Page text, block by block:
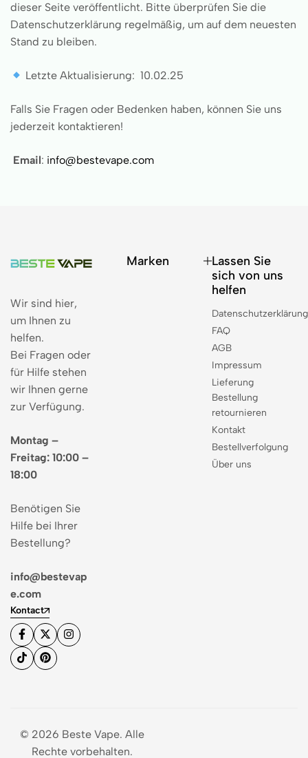
dieser Seite veröffentlicht. Bitte überprüfen Sie die
Datenschutzerklärung regelmäßig, um auf dem neuesten
Stand zu bleiben.
Letzte Aktualisierung: 10.02.25
Falls Sie Fragen oder Bedenken haben, können Sie uns
jederzeit kontaktieren!
Email: info@bestevape.com
Wir sind hier,
um Ihnen zu
helfen.
Bei Fragen oder
für Hilfe stehen
wir Ihnen gerne
zur Verfügung.
Montag –
Freitag: 10:00 –
18:00
Benötigen Sie
Hilfe bei Ihrer
Bestellung?
info@bestevap
e.com
Kontact
Marken
Lassen Sie
sich von uns
helfen
Datenschutzerklärung
FAQ
AGB
Impressum
Lieferung
Bestellung
retournieren
Kontakt
Bestellverfolgung
Über uns
© 2026 Beste Vape. Alle
Rechte vorbehalten.